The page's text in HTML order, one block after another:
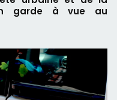
garde à vue au